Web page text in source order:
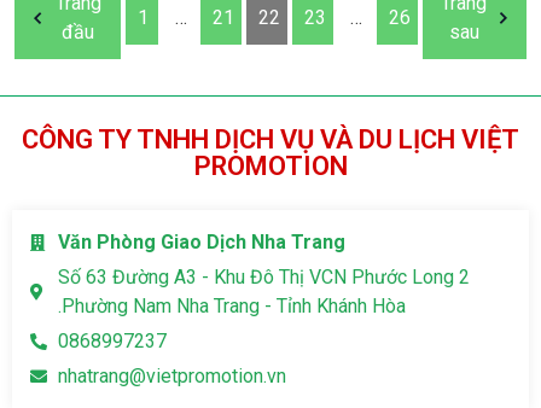
đầu
1 … 21 22 23 … 26
sau
CÔNG TY TNHH DỊCH VỤ VÀ DU LỊCH VIỆT
PROMOTION
Văn Phòng Giao Dịch Nha Trang
Số 63 Đường A3 - Khu Đô Thị VCN Phước Long 2
.Phường Nam Nha Trang - Tỉnh Khánh Hòa
0868997237
nhatrang@vietpromotion.vn